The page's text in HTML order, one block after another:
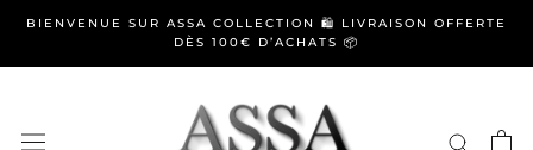
contenu
BIENVENUE SUR ASSA COLLECTION 🛍️ LIVRAISON OFFERTE
DÈS 100€ D’ACHATS 📦